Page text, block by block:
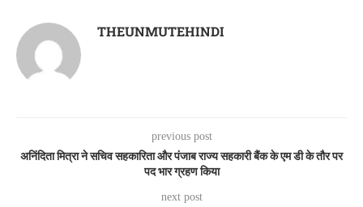
THEUNMUTEHINDI
previous post
अनिंदिता मित्रा ने सचिव सहकारिता और पंजाब राज्य सहकारी बैंक के एम डी के तौर पर
पद भार ग्रहण किया
next post